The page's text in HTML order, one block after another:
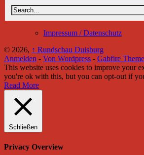
Impressum / Datenschutz
© 2026, ↑ Rundschau Duisburg
Anmelden - Von Wordpress - Gabfire
This website uses cookies to improve your
you're ok with this, but you can opt-out if
Read More
Schließen
Privacy Overview